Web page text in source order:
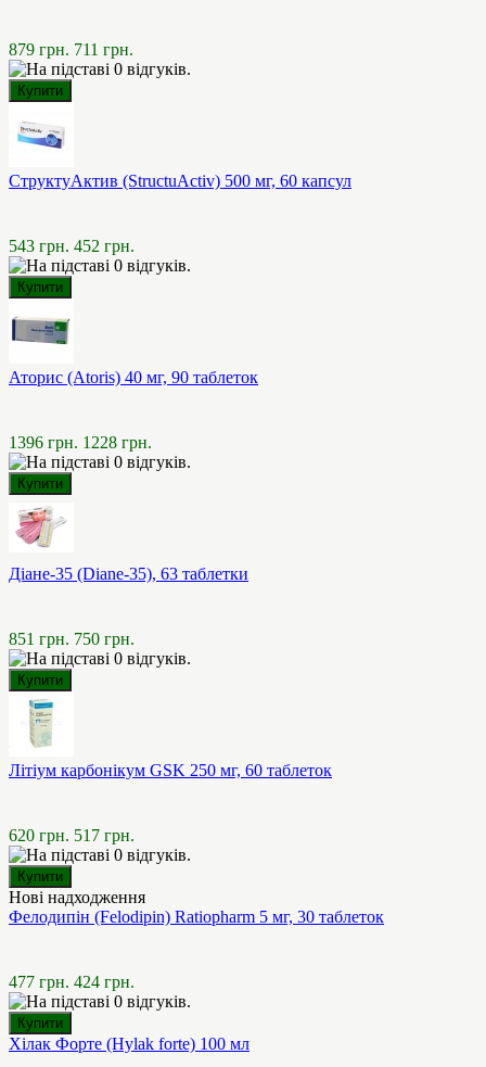
879 грн. 711 грн.
СтруктуАктив (StructuActiv) 500 мг, 60 капсул
543 грн. 452 грн.
Аторис (Atoris) 40 мг, 90 таблеток
1396 грн. 1228 грн.
Діане-35 (Diane-35), 63 таблетки
851 грн. 750 грн.
Літіум карбонікум GSK 250 мг, 60 таблеток
620 грн. 517 грн.
Нові надходження
Фелодипін (Felodipin) Ratiopharm 5 мг, 30 таблеток
477 грн. 424 грн.
Хілак Форте (Hylak forte) 100 мл